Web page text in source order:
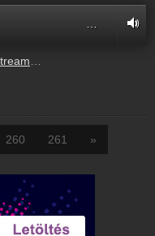
5.mp3
260 261 »